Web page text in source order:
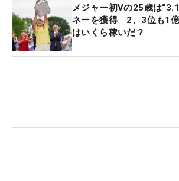
し、同大会でも12位に入っており
たままエビアンに乗り込む。
そのほか過去出場経験のある笹生優
メジャー初Vの25歳は
ネーを獲得 2、3位も1
はいくら稼いだ？